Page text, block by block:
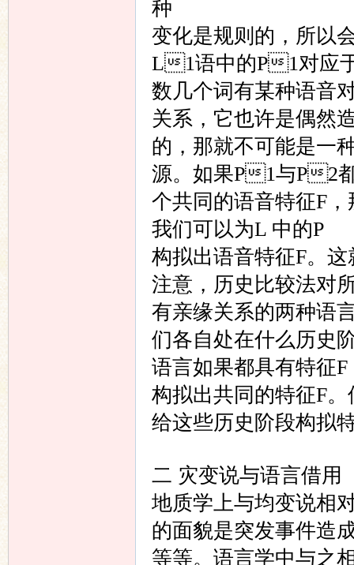
种
变化是规则的，所以
L1语中的P1对应
数几个词有某种语音
关系，它也许是偶然
的，那就不可能是一
源。如果P1与P2
个共同的语音特征F
我们可以为L 中的P
构拟出语音特征F。
注意，历史比较法对
有亲缘关系的两种语
们各自处在什么历史
语言如果都具有特征
构拟出共同的特征F
给这些历史阶段构拟
二 灾变说与语言借用
地质学上与均变说相
的面貌是突发事件造
等等。语言学中与之